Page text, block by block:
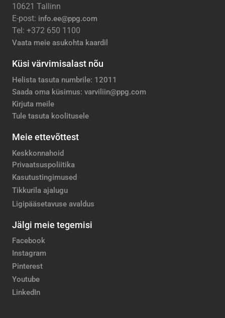
10621 Tallinn
E-post: info.ee@ppg.com
Tel: +372 650 1100
Vaata meie asukohta kaardil
Küsi värvimisalast nõu
Helista tasuta numbrile: 12011
Saada oma küsimus: varviliin@ppg.com
Kirjuta meile
Tule tasuta koolitusele
Meie ettevõttest
Keskkonnahoid
Privaatsuspoliitika
Kasutustingimused
Tikkurila ajalugu
Ligipääsetavuse avaldus
Jälgi meie tegemisi
Facebook
Instagram
Pinterest
Youtube
LinkedIn